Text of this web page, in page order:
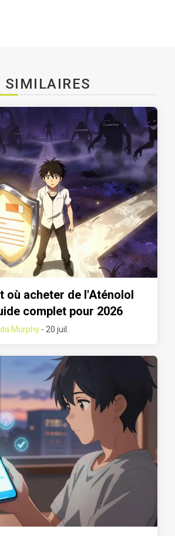
SIMILAIRES
où acheter de l'Aténolol
complet pour 2026
Murphy - 20 juil.